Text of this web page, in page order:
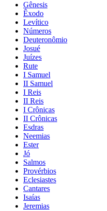
Gênesis
Êxodo
Levítico
Números
Deuteronômio
Josué
Juízes
Rute
I Samuel
II Samuel
I Reis
II Reis
I Crônicas
II Crônicas
Esdras
Neemias
Ester
Jó
Salmos
Provérbios
Eclesiastes
Cantares
Isaías
Jeremias